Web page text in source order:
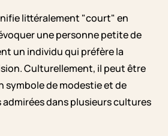
littéralement "court" en
une personne petite de
un individu qui préfère la
Culturellement, il peut être
symbole de modestie et de
dans plusieurs cultures